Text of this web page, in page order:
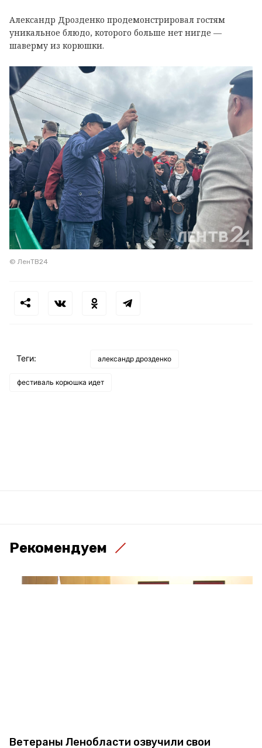
Александр Дрозденко продемонстрировал гостям
уникальное блюдо, которого больше нет нигде —
шаверму из корюшки.
© ЛенТВ24
Теги: александр дрозденко
фестиваль корюшка идет
Рекомендуем
Ветераны Ленобласти озвучили свои